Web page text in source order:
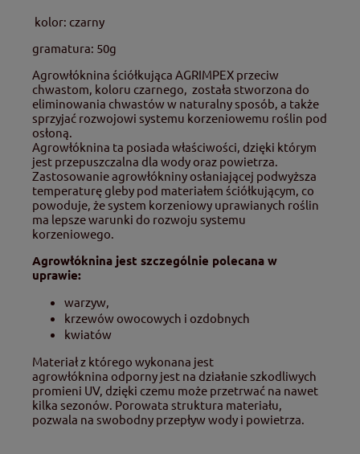
kolor: czarny
gramatura: 50g
Agrowłóknina ściółkująca AGRIMPEX przeciw
chwastom, koloru czarnego, została stworzona do
eliminowania chwastów w naturalny sposób, a także
sprzyjać rozwojowi systemu korzeniowemu roślin pod
osłoną.
Agrowłóknina ta posiada właściwości, dzięki którym
jest przepuszczalna dla wody oraz powietrza.
Zastosowanie agrowłókniny osłaniającej podwyższa
temperaturę gleby pod materiałem ściółkującym, co
powoduje, że system korzeniowy uprawianych roślin
ma lepsze warunki do rozwoju systemu
korzeniowego.
Agrowłóknina jest szczególnie polecana w
uprawie:
warzyw,
krzewów owocowych i ozdobnych
kwiatów
Materiał z którego wykonana jest
agrowłóknina odporny jest na działanie szkodliwych
promieni UV, dzięki czemu może przetrwać na nawet
kilka sezonów. Porowata struktura materiału,
pozwala na swobodny przepływ wody i powietrza.